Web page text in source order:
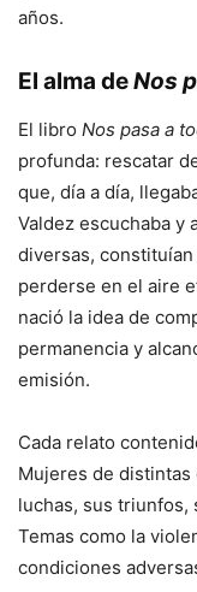
años.
El alma deNos
El libro Nos pasa a
profunda: rescatar
que, día a día,
Valdez escuchaba y
diversas,
perderse en el aire
nació la idea de
permanencia y
emisión.
Cada relato
Mujeres de
luchas, sus triunfos,
Temas como la
condiciones